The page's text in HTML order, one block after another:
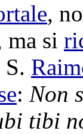
,
ma si
: Non
tibi